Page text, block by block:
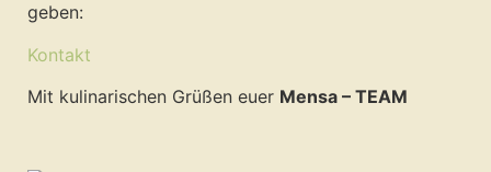
geben:
Kontakt
Mit kulinarischen Grüßen euer Mensa – TEAM